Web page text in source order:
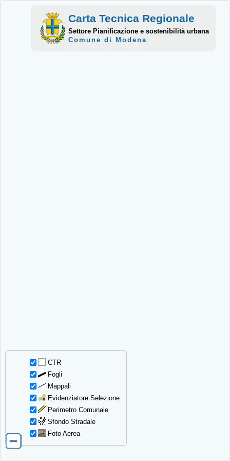
CTR
Fogli
Mappali
Evidenziatore Selezione
Perimetro Comunale
Sfondo Stradale
Foto Aerea
Carta Tecnica Regionale
Settore Pianificazione e sostenibilità urbana
Comune di Modena